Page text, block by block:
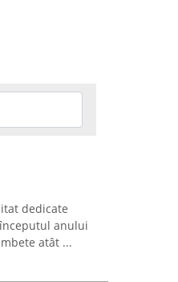
dedicate
anului
atât ...